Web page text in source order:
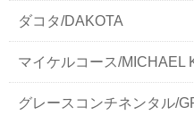
ダコタ/DAKOTA
マイケルコース/MICHAEL
グレースコンチネンタル/